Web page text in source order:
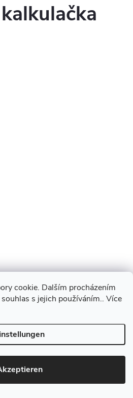
cookie. Dalším procházením
s jejich používáním.. Více